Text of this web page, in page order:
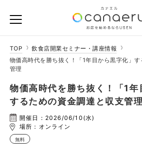
TOP
飲食店開業セミナー・講座情報
物価高時代を勝ち抜く！「1年目から黒字化」
管理
物価高時代を勝ち抜く！「1年
するための資金調達と収支管理
開催日：2026/06/10(水)
場所：オンライン
無料